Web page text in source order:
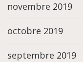
novembre 2019
octobre 2019
septembre 2019